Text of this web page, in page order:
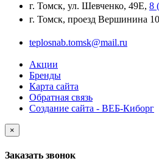
г. Томск, ул. Шевченко, 49Е, 8
г. Томск, проезд Вершинина
teplosnab.tomsk@mail.ru
Акции
Бренды
Карта сайта
Обратная связь
Создание сайта - ВЕБ-Киборг
×
Заказать звонок